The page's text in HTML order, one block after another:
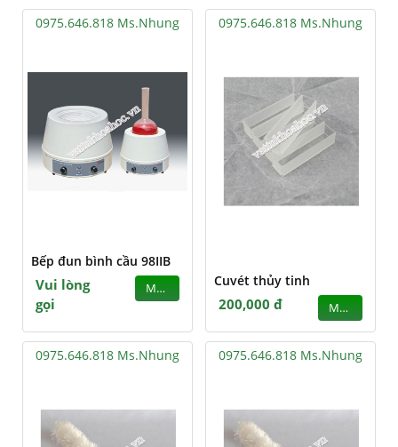
0975.646.818 Ms.Nhung
Bếp đun bình cầu 98IIB
Vui lòng
gọi
MUA
0975.646.818 Ms.Nhung
Cuvét thủy tinh
200,000 đ MUA
0975.646.818 Ms.Nhung 0975.646.818 Ms.Nhung